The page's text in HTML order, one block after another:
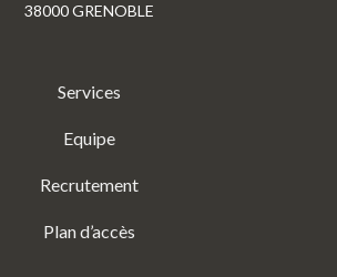
38000 GRENOBLE
Services
Equipe
Recrutement
Plan d’accès